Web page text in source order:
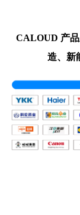
CALOUD 产品
造、新